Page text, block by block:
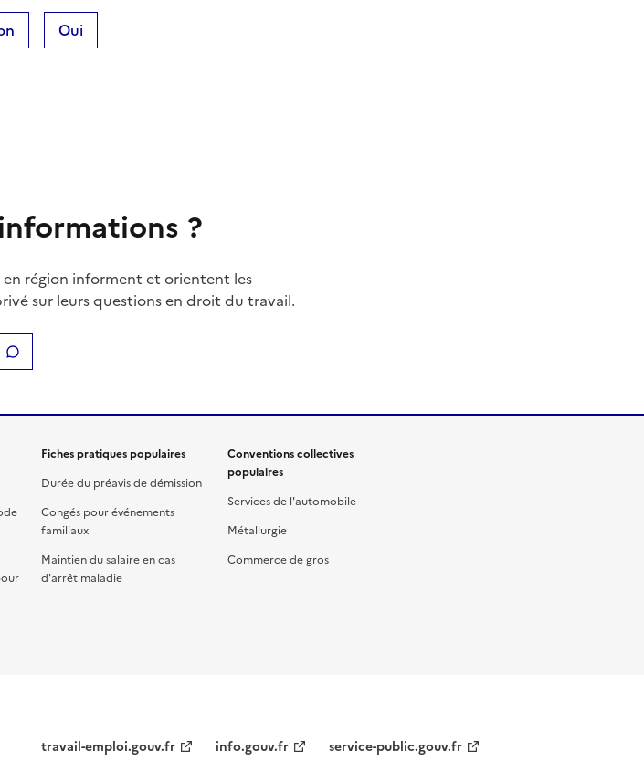
Oui
?
en région informent et orientent les
sur leurs questions en droit du travail.
Fiches pratiques populaires
Durée du préavis de démission
Congés pour événements
familiaux
Maintien du salaire en cas
d'arrêt maladie
Conventions collectives
populaires
Services de l'automobile
Métallurgie
Commerce de gros
travail-emploi.gouv.fr info.gouv.fr service-public.gouv.fr